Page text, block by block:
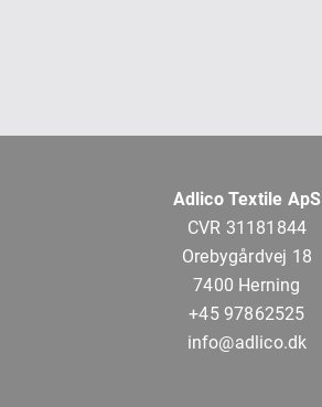
Adlico Textile ApS
CVR 31181844
Orebygårdvej 18
7400 Herning
+45 97862525
info@adlico.dk